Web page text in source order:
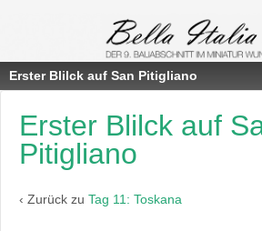
Erster Blilck auf San Pitigliano
Erster Blilck auf
Pitigliano
‹ Zurück zu Tag 11: Toskana